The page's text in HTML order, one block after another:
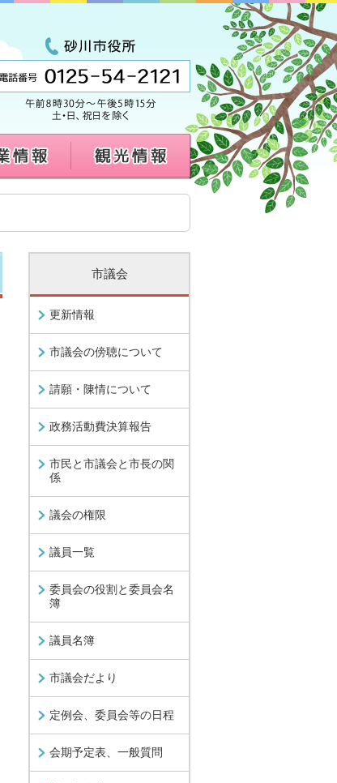
市議会
更新情報
市議会の傍聴について
請願・陳情について
政務活動費決算報告
市民と市議会と市長の関
係
議会の権限
議員一覧
委員会の役割と委員会名
簿
議員名簿
市議会だより
定例会、委員会等の日程
会期予定表、一般質問